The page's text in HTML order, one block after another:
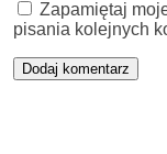
Zapamiętaj
pisania kolejnych